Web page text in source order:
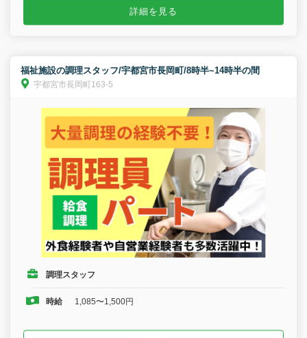
詳細を見る
福祉施設の調理スタッフ/宇都宮市長岡町/8時半~14時半の間
宇都宮市長岡町163-5
調理スタッフ
時給 1,085〜1,500円